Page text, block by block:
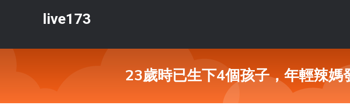
live173
23歲時已生下4個孩子，年輕辣